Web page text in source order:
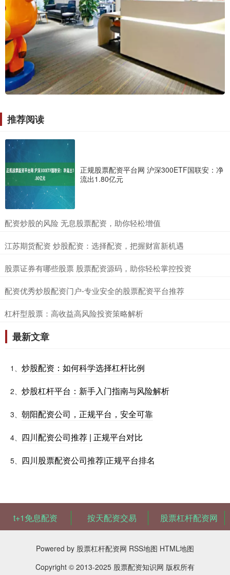
推荐阅读
正规股票配资平台网 沪深300ETF国联安：净
流出1.80亿元
​配资炒股的风险 无息股票配资，助你轻松增值
​江苏期货配资 炒股配资：选择配资，把握财富新机遇
​股票证券有哪些股票 股票配资源码，助你轻松掌控投资
​配资优秀炒股配资门户-专业安全的股票配资平台推荐
​杠杆型股票：高收益高风险投资策略解析
最新文章
1、 炒股配资：如何科学选择杠杆比例
2、 炒股杠杆平台：新手入门指南与风险解析
3、 朝阳配资公司，正规平台，安全可靠
4、 四川配资公司推荐 | 正规平台对比
5、 四川股票配资公司推荐|正规平台排名
t+1免息配资 按天配资交易 股票杠杆配资网
Powered by 股票杠杆配资网 RSS地图 HTML地图
Copyright © 2013-2025 股票配资知识网 版权所有